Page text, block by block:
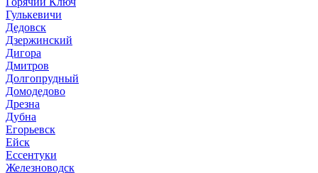
Гулькевичи
Дедовск
Дзержинский
Дигора
Дмитров
Долгопрудный
Домодедово
Дрезна
Дубна
Егорьевск
Ейск
Ессентуки
Железноводск